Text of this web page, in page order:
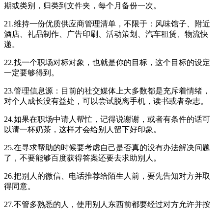
期或类别，归类到文件夹，每个月备份一次。
21.维持一份优质供应商管理清单，不限于：风味馆子、附近
酒店、礼品制作、广告印刷、活动策划、汽车租赁、物流快
递。
22.找一个职场对标对象，也就是你的目标，这个目标的设定
一定要够得到。
23.管理信息源：目前的社交媒体上大多数都是充斥着情绪，
对个人成长没有益处，可以尝试脱离手机，读书或者杂志。
24.如果在职场中请人帮忙，记得说谢谢，或者有条件的话可
以请一杯奶茶，这样才会给别人留下好印象。
25.在寻求帮助的时候要考虑自己是否真的没有办法解决问题
了，不要能够百度获得答案还要去求助别人。
26.把别人的微信、电话推荐给陌生人前，要先告知对方并取
得同意。
27.不管多熟悉的人，使用别人东西前都要经过对方允许并按